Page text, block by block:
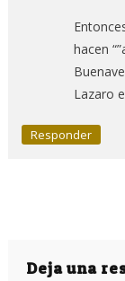
hacen
Lazaro
Responder
Deja una